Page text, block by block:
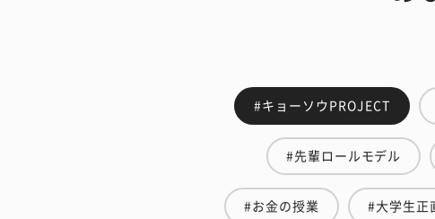
#キョーソウPROJECT
#先輩ロールモデル
#お金の授業 #大学生正